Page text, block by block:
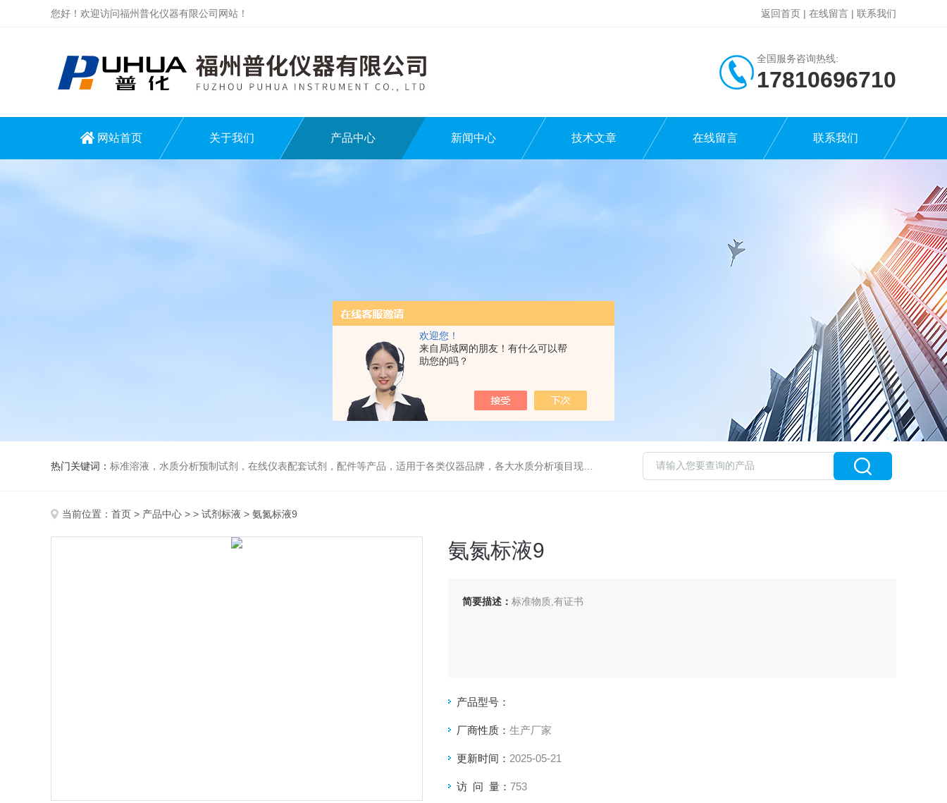
欢迎您！
来自局域网的朋友！有什么可以帮
助您的吗？
您好！欢迎访问福州普化仪器有限公司网站！ 返回首页 | 在线留言 | 联系我们
全国服务咨询热线:
17810696710
网站首页 关于我们 产品中心 新闻中心 技术文章 在线留言 联系我们
热门关键词： 标准溶液，水质分析预制试剂，在线仪表配套试剂，配件等产品，适用于各类仪器品牌，各大水质分析项目现场及实验室
当前位置： 首页 > 产品中心 > > 试剂标液 > 氨氮标液9
氨氮标液9
简要描述： 标准物质,有证书
产品型号：
厂商性质： 生产厂家
更新时间： 2025-05-21
访 问 量： 753